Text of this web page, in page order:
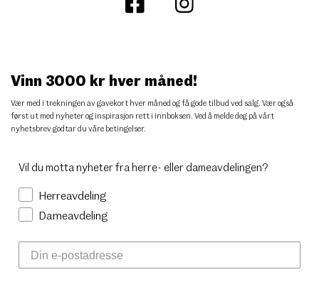
Vinn 3000 kr hver måned!
Vær med i trekningen av gavekort hver måned og få gode tilbud ved salg. Vær også
først ut med nyheter og inspirasjon rett i innboksen. Ved å melde deg på vårt
nyhetsbrev godtar du våre betingelser.
Vil du motta nyheter fra herre- eller dameavdelingen?
Herreavdeling
Dameavdeling